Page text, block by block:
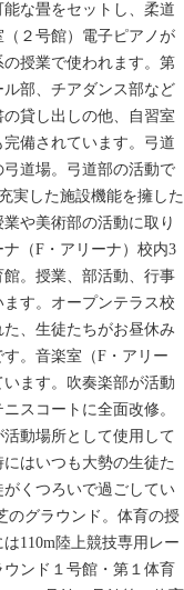
な畳をセットし、柔道
２号館）電子ピアノが
授業で使われます。第
部、チアダンス部など
貸し出しの他、自習室
備されています。弓道
道場。弓道部の活動で
実した施設機能を擁した
や美術部の活動に取り
（F・アリーナ）校内3
。授業、部活動、行事
す。オープンテラス校
、生徒たちがお昼休み
。音楽室（F・アリー
ます。吹奏楽部が活動
スコートに全面改修。
動場所として使用して
はいつも大勢の生徒た
くつろいで過ごしてい
のグラウンド。体育の授
110m陸上競技専用レー
ンド１号館・第１体育